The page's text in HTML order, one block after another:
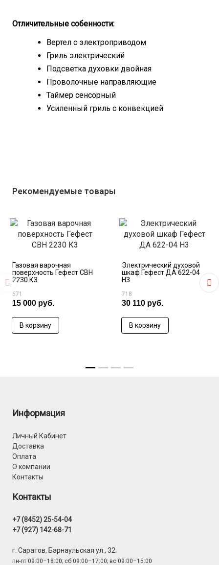
Подсветка духовки: двойная
Телескопические полки: нет
Блокировка: нет
Масса нетто, кг: 33.7
Габаритные размеры ШхГхВ, мм: 598х565х595
Отличительные собенности:
Вертел с электроприводом
Гриль электрический
Подсветка духовки двойная
Проволочные направляющие
Таймер сенсорный
Усиленный гриль с конвекцией
Рекомендуемые товары
Газовая варочная
поверхность Гефест СВН
2230 К3
671
15 000 руб.
В корзину
Электрический духовой
шкаф Гефест ДА 622-04
Н3
718
30 110 руб.
В корзину
Информация
Личный Кабинет
Доставка
Оплата
О компании
Контакты
Контакты
+7 (8452) 25-54-04
+7 (927) 142-68-71
г. Саратов, Барнаульская ул., 32.
пн-пт 09:00–18:00; сб 09:00–17:00; вс 09:00–15:00